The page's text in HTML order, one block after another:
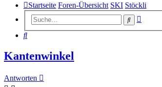
Startseite Foren-Übersicht SKI Stöckli
Suche
Suche
Kantenwinkel
Antworten